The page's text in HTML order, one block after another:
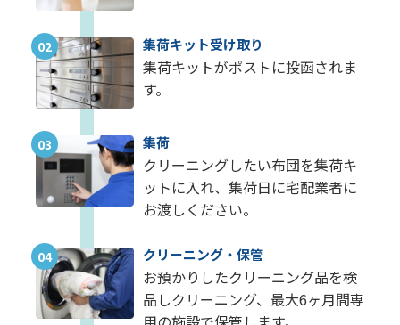
02 集荷キット受け取り
集荷キットがポストに投函されま
す。
03 集荷
クリーニングしたい布団を集荷キ
ットに入れ、集荷日に宅配業者に
お渡しください。
04 クリーニング・保管
お預かりしたクリーニング品を検
品しクリーニング、最大6ヶ月間専